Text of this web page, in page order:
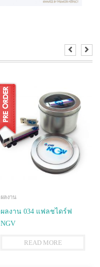
ผลงาน
ผลงาน 034 แฟลชไดร์ฟ
NGV
READ MORE